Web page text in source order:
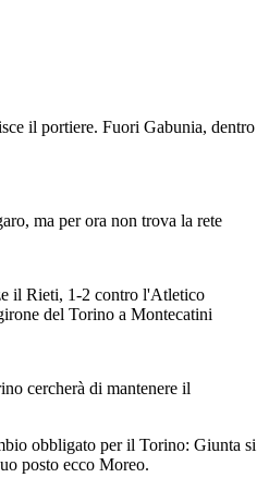
il portiere. Fuori Gabunia, dentro
ma per ora non trova la rete
il Rieti, 1-2 contro l'Atletico
del Torino a Montecatini
cercherà di mantenere il
obbligato per il Torino: Giunta si
posto ecco Moreo.